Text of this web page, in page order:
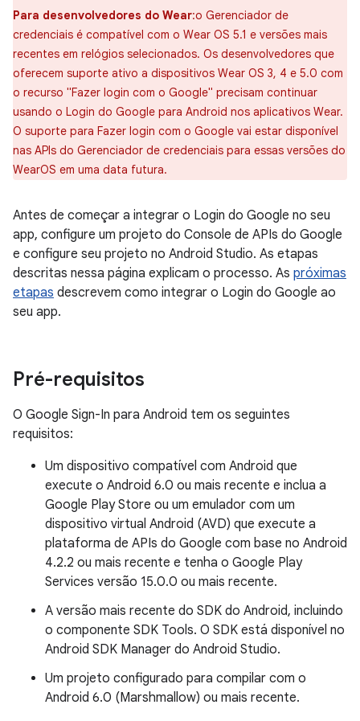
Para desenvolvedores do Wear:o Gerenciador de
credenciais é compatível com o Wear OS 5.1 e versões mais
recentes em relógios selecionados. Os desenvolvedores que
oferecem suporte ativo a dispositivos Wear OS 3, 4 e 5.0 com
o recurso "Fazer login com o Google" precisam continuar
usando o Login do Google para Android nos aplicativos Wear.
O suporte para Fazer login com o Google vai estar disponível
nas APIs do Gerenciador de credenciais para essas versões do
WearOS em uma data futura.
Antes de começar a integrar o Login do Google no seu
app, configure um projeto do Console de APIs do Google
e configure seu projeto no Android Studio. As etapas
descritas nessa página explicam o processo. As próximas
etapas descrevem como integrar o Login do Google ao
seu app.
Pré-requisitos
O Google Sign-In para Android tem os seguintes
requisitos:
Um dispositivo compatível com Android que
execute o Android 6.0 ou mais recente e inclua a
Google Play Store ou um emulador com um
dispositivo virtual Android (AVD) que execute a
plataforma de APIs do Google com base no Android
4.2.2 ou mais recente e tenha o Google Play
Services versão 15.0.0 ou mais recente.
A versão mais recente do SDK do Android, incluindo
o componente SDK Tools. O SDK está disponível no
Android SDK Manager do Android Studio.
Um projeto configurado para compilar com o
Android 6.0 (Marshmallow) ou mais recente.